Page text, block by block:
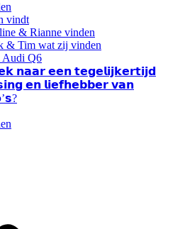
vindt
& Rianne vinden
& Tim wat zij vinden
Audi Q6
𝗻𝗮𝗮𝗿 𝗲𝗲𝗻 𝘁𝗲𝗴𝗲𝗹𝗶𝗷𝗸𝗲𝗿𝘁𝗶𝗷𝗱
𝗲𝗻 𝗹𝗶𝗲𝗳𝗵𝗲𝗯𝗯𝗲𝗿 𝘃𝗮𝗻